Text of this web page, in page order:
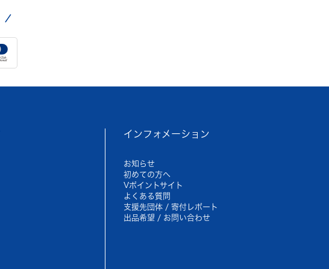
インフォメーション
お知らせ
初めての方へ
Vポイントサイト
よくある質問
支援先団体 / 寄付レポート
出品希望 / お問い合わせ